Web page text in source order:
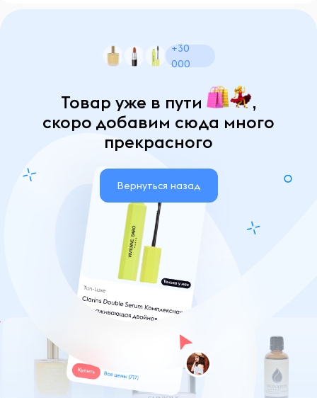
+30
000
Товар уже в пути
,
скоро добавим сюда много
прекрасного
Вернуться назад